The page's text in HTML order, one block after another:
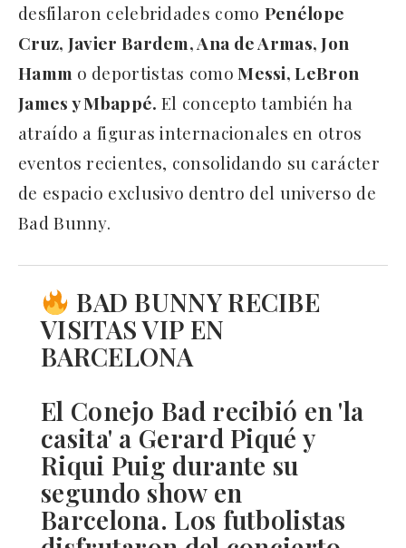
desfilaron celebridades como Penélope
Cruz, Javier Bardem, Ana de Armas, Jon
Hamm o deportistas comoMessi, LeBron
James y Mbappé. El concepto también ha
atraído a figuras internacionales en otros
eventos recientes, consolidando su carácter
de espacio exclusivo dentro del universo de
Bad Bunny.
BAD BUNNY RECIBE
VISITAS VIP EN
BARCELONA
El Conejo Bad recibió en 'la
casita' a Gerard Piqué y
Riqui Puig durante su
segundo show en
Barcelona. Los futbolistas